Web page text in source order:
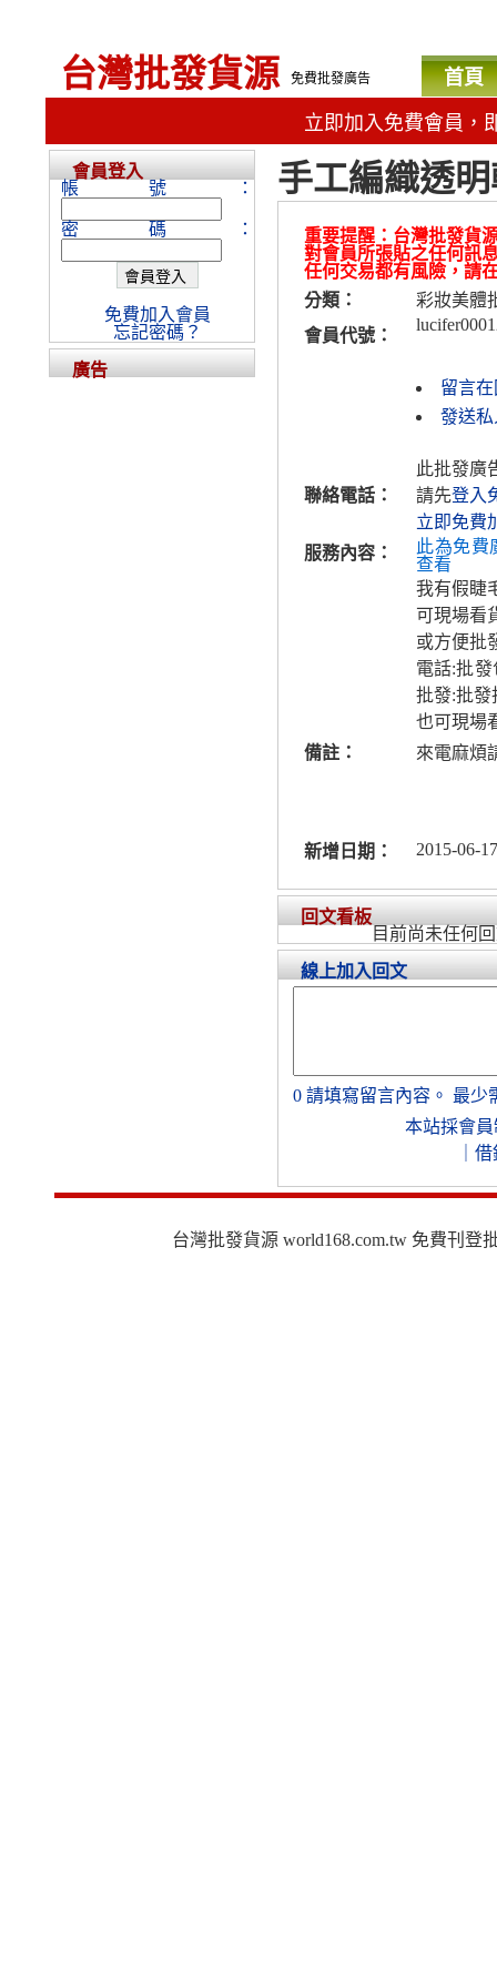
台灣批發貨源 免費批發廣告 首頁
立即加入免費會員，
手工編織透
重要提醒：台灣批發貨
對會員所張貼之任何訊
任何交易都有風險，請
分類：
彩妝美體
會員代號：
留言
發送私
聯絡電話：
此批發廣
請先登入
立即免費
服務內容：
此為免費
查看
我有假睫
可現場看
或方便批
電話:批
批發:批發
也可現場
備註：
來電麻煩
新增日期： 2015-06-
回文看板
目前尚未任何
線上加入回文
0 請填寫留言內容。 最少
本站採會員
借
會員登入
帳號：
密碼：
免費加入會員
忘記密碼？
廣告
台灣批發貨源 world168.com.tw 免費刊登